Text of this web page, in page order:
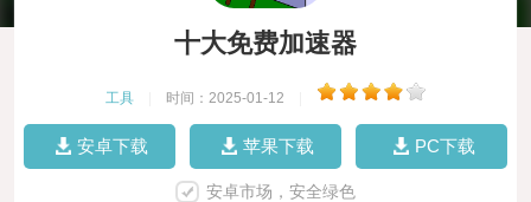
十大免费加速器
工具 时间：2025-01-12
安卓下载 苹果下载 PC下载
安卓市场，安全绿色